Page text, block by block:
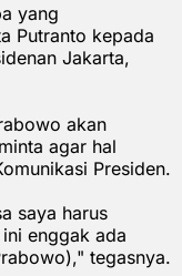
yang
Putranto kepada
Jakarta,
akan
agar hal
Presiden.
saya harus
enggak ada
tegasnya.